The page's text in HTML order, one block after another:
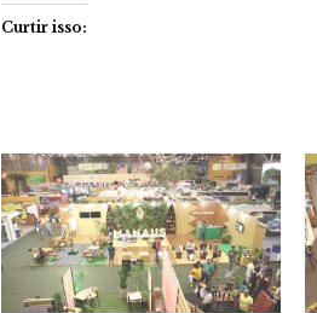
Curtir isso: